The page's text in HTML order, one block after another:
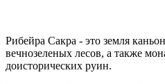
Рибейра Сакра - это земля
вечнозеленых лесов, а также
доисторических руин.